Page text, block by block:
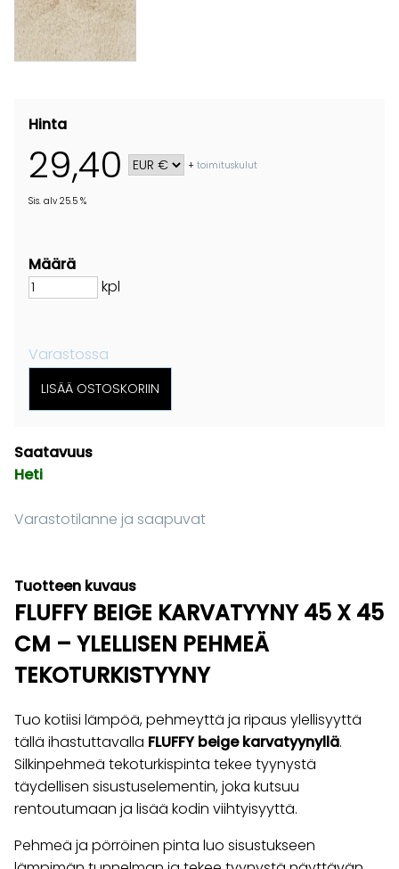
Hinta
29,40 +toimituskulut
Sis. alv 25.5 %
Määrä
kpl
Varastossa
Saatavuus
Heti
Varastotilanne ja saapuvat
Tuotteen kuvaus
FLUFFY BEIGE KARVATYYNY 45 X 45
CM – YLELLISEN PEHMEÄ
TEKOTURKISTYYNY
Tuo kotiisi lämpöä, pehmeyttä ja ripaus ylellisyyttä
tällä ihastuttavalla FLUFFY beige karvatyynyllä.
Silkinpehmeä tekoturkispinta tekee tyynystä
täydellisen sisustuselementin, joka kutsuu
rentoutumaan ja lisää kodin viihtyisyyttä.
Pehmeä ja pörröinen pinta luo sisustukseen